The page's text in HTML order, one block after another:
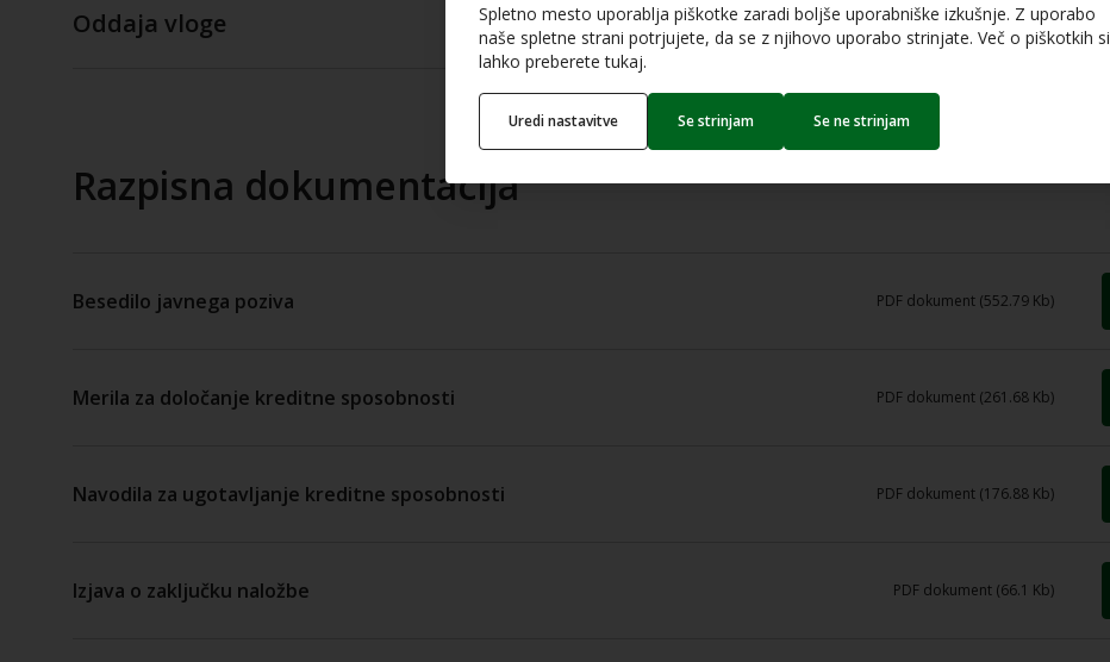
Oddaja vloge
Razpisna dokumentacija
Besedilo javnega poziva PDF dokument (552.79 Kb)
Merila za določanje kreditne sposobnosti PDF dokument (261.68 Kb)
Navodila za ugotavljanje kreditne sposobnosti PDF dokument (176.88 Kb)
Izjava o zaključku naložbe PDF dokument (66.1 Kb)
Spletno mesto uporablja piškotke zaradi boljše uporabniške izkušnje. Z uporabo
naše spletne strani potrjujete, da se z njihovo uporabo strinjate. Več o piškotkih si
lahko preberete tukaj.
Uredi nastavitve Se strinjam Se ne strinjam